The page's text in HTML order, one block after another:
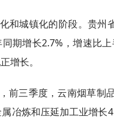
和城镇化的阶段。贵州
期增长2.7%，增速比
增长。
前三季度，云南烟草制
冶炼和压延加工业增长